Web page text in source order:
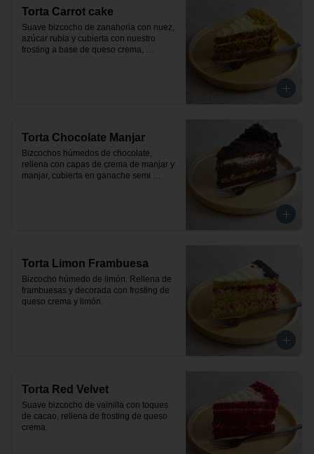
Torta Carrot cake
Suave bizcocho de zanahoria con nuez,
azúcar rubia y cubierta con nuestro
frosting a base de queso crema,
Torta Chocolate Manjar
Bizcochos húmedos de chocolate,
rellena con capas de crema de manjar y
manjar, cubierta en ganache semi
Torta Limon Frambuesa
Bizcocho húmedo de limón. Rellena de
frambuesas y decorada con frosting de
queso crema y limón.
Torta Red Velvet
Suave bizcocho de vainilla con toques
de cacao, rellena de frosting de queso
crema.